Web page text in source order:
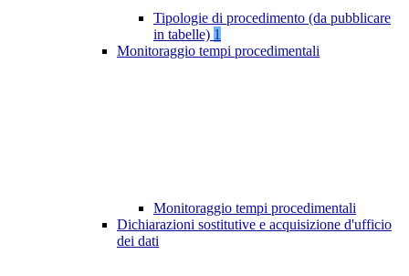
Tipologie di procedimento (da pubblicare
in tabelle) 1
Monitoraggio tempi procedimentali
Monitoraggio tempi procedimentali
Dichiarazioni sostitutive e acquisizione d'ufficio
dei dati